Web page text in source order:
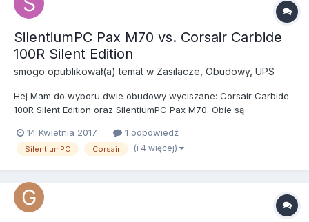
SilentiumPC Pax M70 vs. Corsair Carbide
100R Silent Edition
smogo opublikował(a) temat w Zasilacze, Obudowy, UPS
Hej Mam do wyboru dwie obudowy wyciszane: Corsair Carbide
100R Silent Edition oraz SilentiumPC Pax M70. Obie są
wyborem. Każda ma swoje plusy i minusy - wiadomo. Na
początek określę przyzbliżone wymagania co do konstrukcji: -
14 Kwietnia 2017 1 odpowiedź
SilentiumPC Corsair (i 4 więcej)